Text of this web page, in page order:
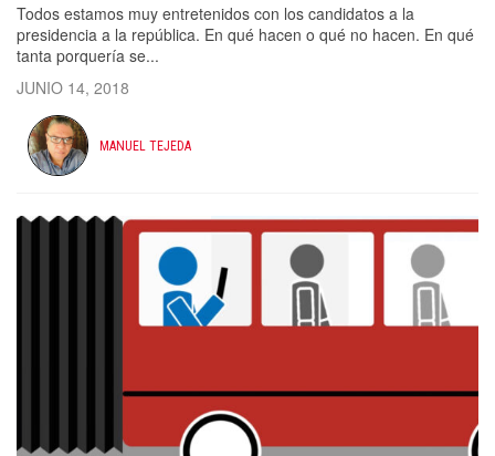
Todos estamos muy entretenidos con los candidatos a la
presidencia a la república. En qué hacen o qué no hacen. En qué
tanta porquería se...
JUNIO 14, 2018
MANUEL TEJEDA